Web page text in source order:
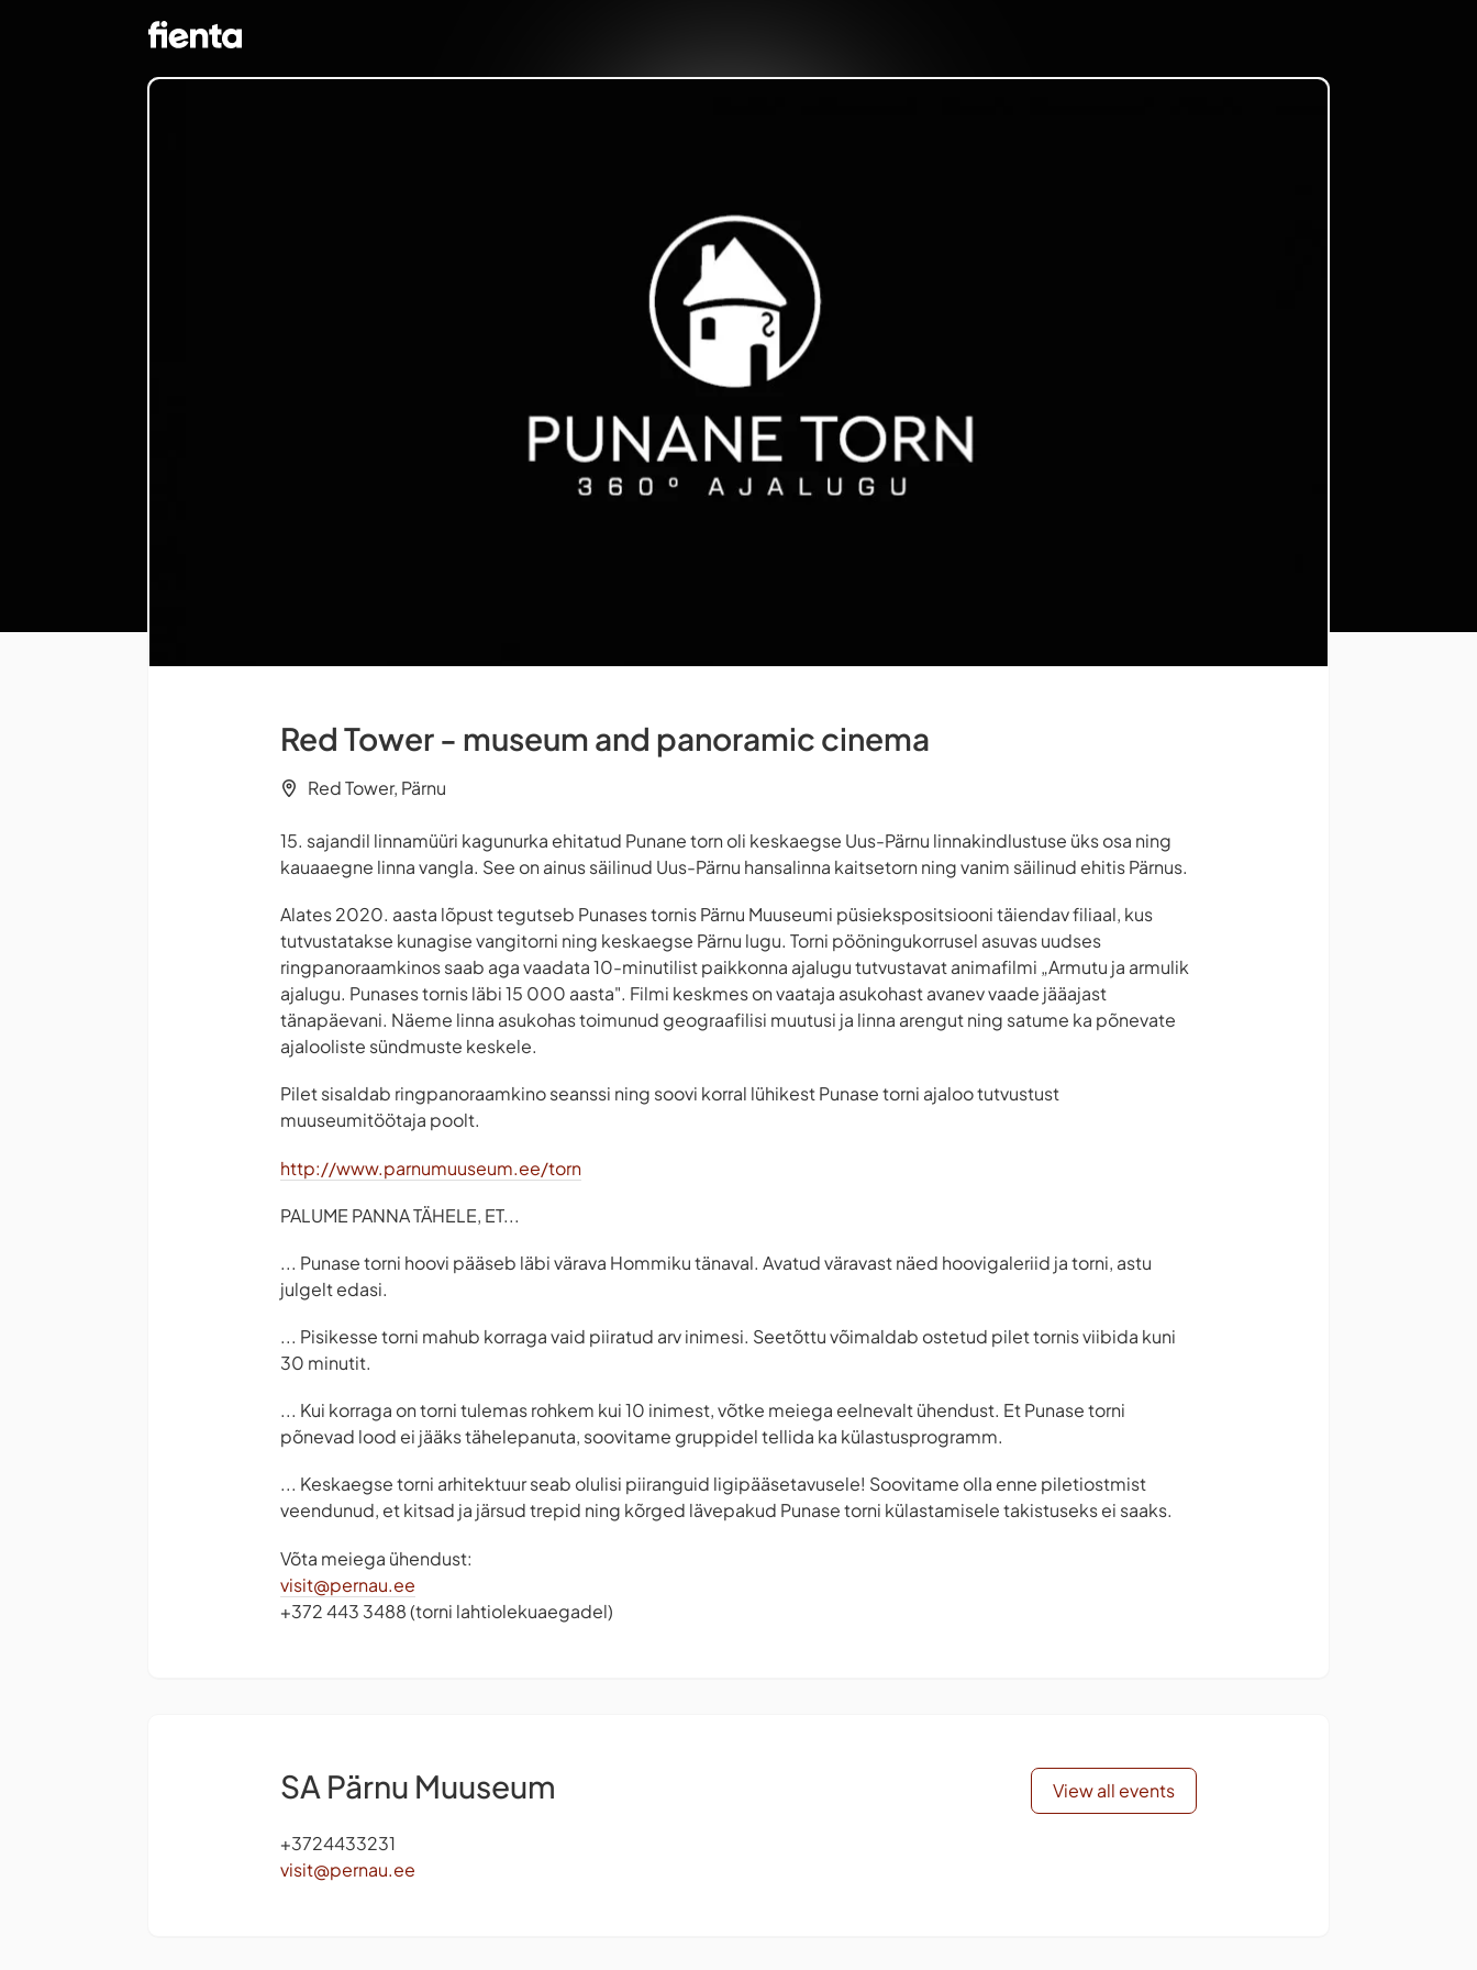
Red Tower - museum and panoramic cinema
Red Tower, Pärnu
15. sajandil linnamüüri kagunurka ehitatud Punane torn oli keskaegse Uus-Pärnu linnakindlustuse üks osa ning
kauaaegne linna vangla. See on ainus säilinud Uus-Pärnu hansalinna kaitsetorn ning vanim säilinud ehitis Pärnus.
Alates 2020. aasta lõpust tegutseb Punases tornis Pärnu Muuseumi püsiekspositsiooni täiendav filiaal, kus
tutvustatakse kunagise vangitorni ning keskaegse Pärnu lugu. Torni pööningukorrusel asuvas uudses
ringpanoraamkinos saab aga vaadata 10-minutilist paikkonna ajalugu tutvustavat animafilmi „Armutu ja armulik
ajalugu. Punases tornis läbi 15 000 aasta". Filmi keskmes on vaataja asukohast avanev vaade jääajast
tänapäevani. Näeme linna asukohas toimunud geograafilisi muutusi ja linna arengut ning satume ka põnevate
ajalooliste sündmuste keskele.
Pilet sisaldab ringpanoraamkino seanssi ning soovi korral lühikest Punase torni ajaloo tutvustust
muuseumitöötaja poolt.
http://www.parnumuuseum.ee/torn
PALUME PANNA TÄHELE, ET...
... Punase torni hoovi pääseb läbi värava Hommiku tänaval. Avatud väravast näed hoovigaleriid ja torni, astu
julgelt edasi.
... Pisikesse torni mahub korraga vaid piiratud arv inimesi. Seetõttu võimaldab ostetud pilet tornis viibida kuni
30 minutit.
... Kui korraga on torni tulemas rohkem kui 10 inimest, võtke meiega eelnevalt ühendust. Et Punase torni
põnevad lood ei jääks tähelepanuta, soovitame gruppidel tellida ka külastusprogramm.
... Keskaegse torni arhitektuur seab olulisi piiranguid ligipääsetavusele! Soovitame olla enne piletiostmist
veendunud, et kitsad ja järsud trepid ning kõrged lävepakud Punase torni külastamisele takistuseks ei saaks.
Võta meiega ühendust:
visit@pernau.ee
+372 443 3488 (torni lahtiolekuaegadel)
SA Pärnu Muuseum
+3724433231
visit@pernau.ee
View all events